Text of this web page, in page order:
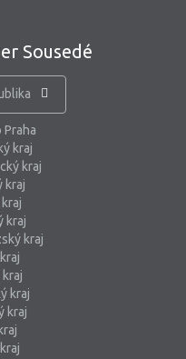
Sousedé
Praha
kraj
kraj
kraj
kraj
kraj
kraj
kraj